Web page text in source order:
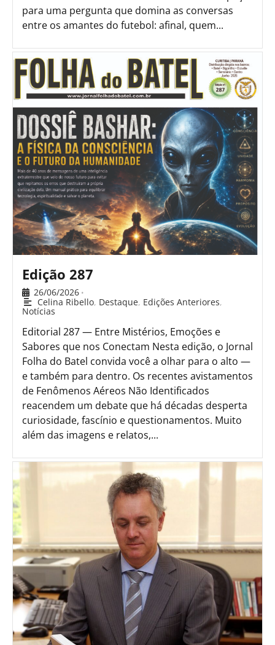
para uma pergunta que domina as conversas
entre os amantes do futebol: afinal, quem...
Edição 287
26/06/2026 •
Celina Ribello, Destaque, Edições Anteriores,
Notícias
Editorial 287 — Entre Mistérios, Emoções e
Sabores que nos Conectam Nesta edição, o Jornal
Folha do Batel convida você a olhar para o alto —
e também para dentro. Os recentes avistamentos
de Fenômenos Aéreos Não Identificados
reacendem um debate que há décadas desperta
curiosidade, fascínio e questionamentos. Muito
além das imagens e relatos,...